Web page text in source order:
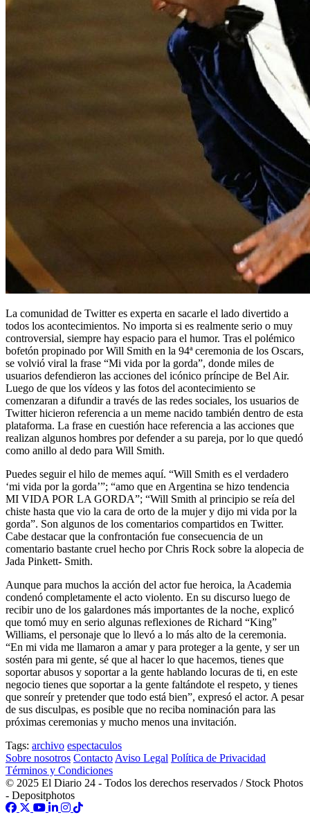
La comunidad de Twitter es experta en sacarle el lado divertido a
todos los acontecimientos. No importa si es realmente serio o muy
controversial, siempre hay espacio para el humor. Tras el polémico
bofetón propinado por Will Smith en la 94ª ceremonia de los Oscars,
se volvió viral la frase “Mi vida por la gorda”, donde miles de
usuarios defendieron las acciones del icónico príncipe de Bel Air.
Luego de que los vídeos y las fotos del acontecimiento se
comenzaran a difundir a través de las redes sociales, los usuarios de
Twitter hicieron referencia a un meme nacido también dentro de esta
plataforma. La frase en cuestión hace referencia a las acciones que
realizan algunos hombres por defender a su pareja, por lo que quedó
como anillo al dedo para Will Smith.
Puedes seguir el hilo de memes aquí. “Will Smith es el verdadero
‘mi vida por la gorda’”; “amo que en Argentina se hizo tendencia
MI VIDA POR LA GORDA”; “Will Smith al principio se reía del
chiste hasta que vio la cara de orto de la mujer y dijo mi vida por la
gorda”. Son algunos de los comentarios compartidos en Twitter.
Cabe destacar que la confrontación fue consecuencia de un
comentario bastante cruel hecho por Chris Rock sobre la alopecia de
Jada Pinkett- Smith.
Aunque para muchos la acción del actor fue heroica, la Academia
condenó completamente el acto violento. En su discurso luego de
recibir uno de los galardones más importantes de la noche, explicó
que tomó muy en serio algunas reflexiones de Richard “King”
Williams, el personaje que lo llevó a lo más alto de la ceremonia.
“En mi vida me llamaron a amar y para proteger a la gente, y ser un
sostén para mi gente, sé que al hacer lo que hacemos, tienes que
soportar abusos y soportar a la gente hablando locuras de ti, en este
negocio tienes que soportar a la gente faltándote el respeto, y tienes
que sonreír y pretender que todo está bien”, expresó el actor. A pesar
de sus disculpas, es posible que no reciba nominación para las
próximas ceremonias y mucho menos una invitación.
Tags: archivo espectaculos
Sobre nosotros Contacto Aviso Legal Política de Privacidad
Términos y Condiciones
© 2025 El Diario 24 - Todos los derechos reservados / Stock Photos
- Depositphotos